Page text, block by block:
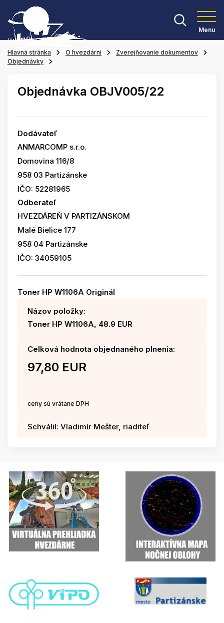
Menu
Hlavná stránka O hvezdárni
Zverejňovanie dokumentov
Objednávky
Objednávka OBJV005/22
Dodávateľ
ANMARCOMP s.r.o.
Domovina 116/8
958 03 Partizánske
IČO: 52281965
Odberateľ
HVEZDÁREŇ V PARTIZÁNSKOM
Malé Bielice 177
958 04 Partizánske
IČO: 34059105
Toner HP W1106A Originál
Názov položky:
Toner HP W1106A, 48.9 EUR
Celková hodnota objednaného plnenia:
97,80 EUR
ceny sú vrátane DPH
Schválil: Vladimír Mešter, riaditeľ